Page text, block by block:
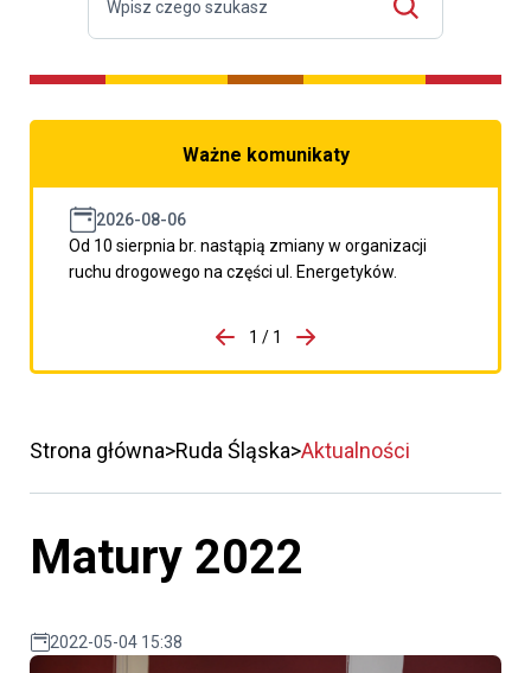
Ważne komunikaty
2026-08-06
Od 10 sierpnia br. nastąpią zmiany w organizacji
ruchu drogowego na części ul. Energetyków.
porzpedniego komunikatu
1 / 1
Przejdź do następnego
Strona główna Ruda Śląska Aktualności
Matury 2022
2022-05-04 15:38